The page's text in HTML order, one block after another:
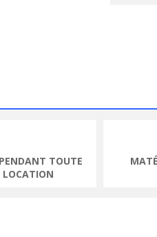
TOUTE
LOCATION